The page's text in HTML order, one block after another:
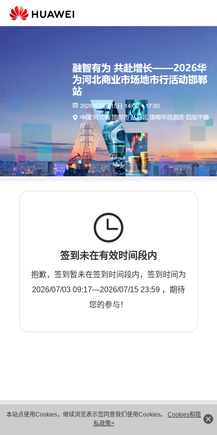
本站点使用Cookies，继续浏览表示您同意我们使用Cookies。 Cookies和隐
私政策>
签到未在有效时间段内
抱歉，签到暂未在签到时间段内，签到时间为
2026/07/03 09:17—2026/07/15 23:59 ，期待
您的参与！
隐私保护
法律声明